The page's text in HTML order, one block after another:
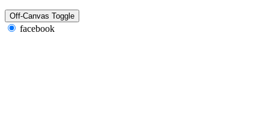
Off-Canvas Toggle
facebook